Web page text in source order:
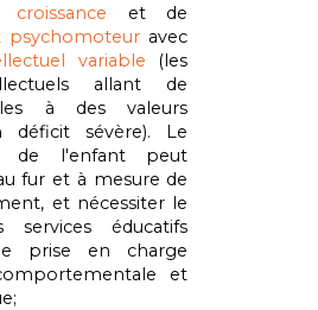
et de
psychomoteur avec
variable (les
allant de
à des valeurs
déficit sévère). Le
de l'enfant peut
fur et à mesure de
et nécessiter le
éducatifs
prise en charge
et